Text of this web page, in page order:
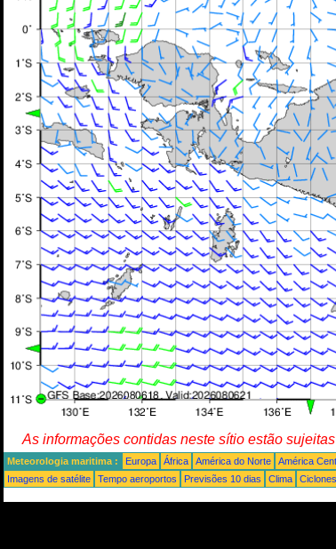
As informações contidas neste sítio estão
Meteorologia maritima : Europa África América do Norte América
Imagens de satélite
Tempo aeroportos Previsões 10 dias Clima Ciclones